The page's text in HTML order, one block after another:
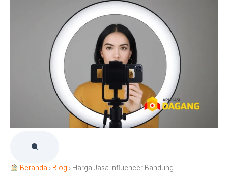
Beranda ›Blog ›Harga Jasa Influencer Bandung